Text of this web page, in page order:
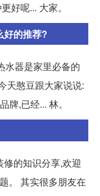
好呢... 大家。
好的推荐?
水器是家里必备的
天憨豆跟大家说说:
牌,已经... 林。
的知识分享,欢迎
。 其实很多朋友在